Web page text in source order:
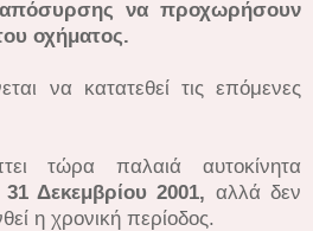
απόσυρσης να προχωρήσουν
οχήματος.
να κατατεθεί τις επόμενες
τώρα παλαιά αυτοκίνητα
Δεκεμβρίου 2001, αλλά δεν
η χρονική περίοδος.